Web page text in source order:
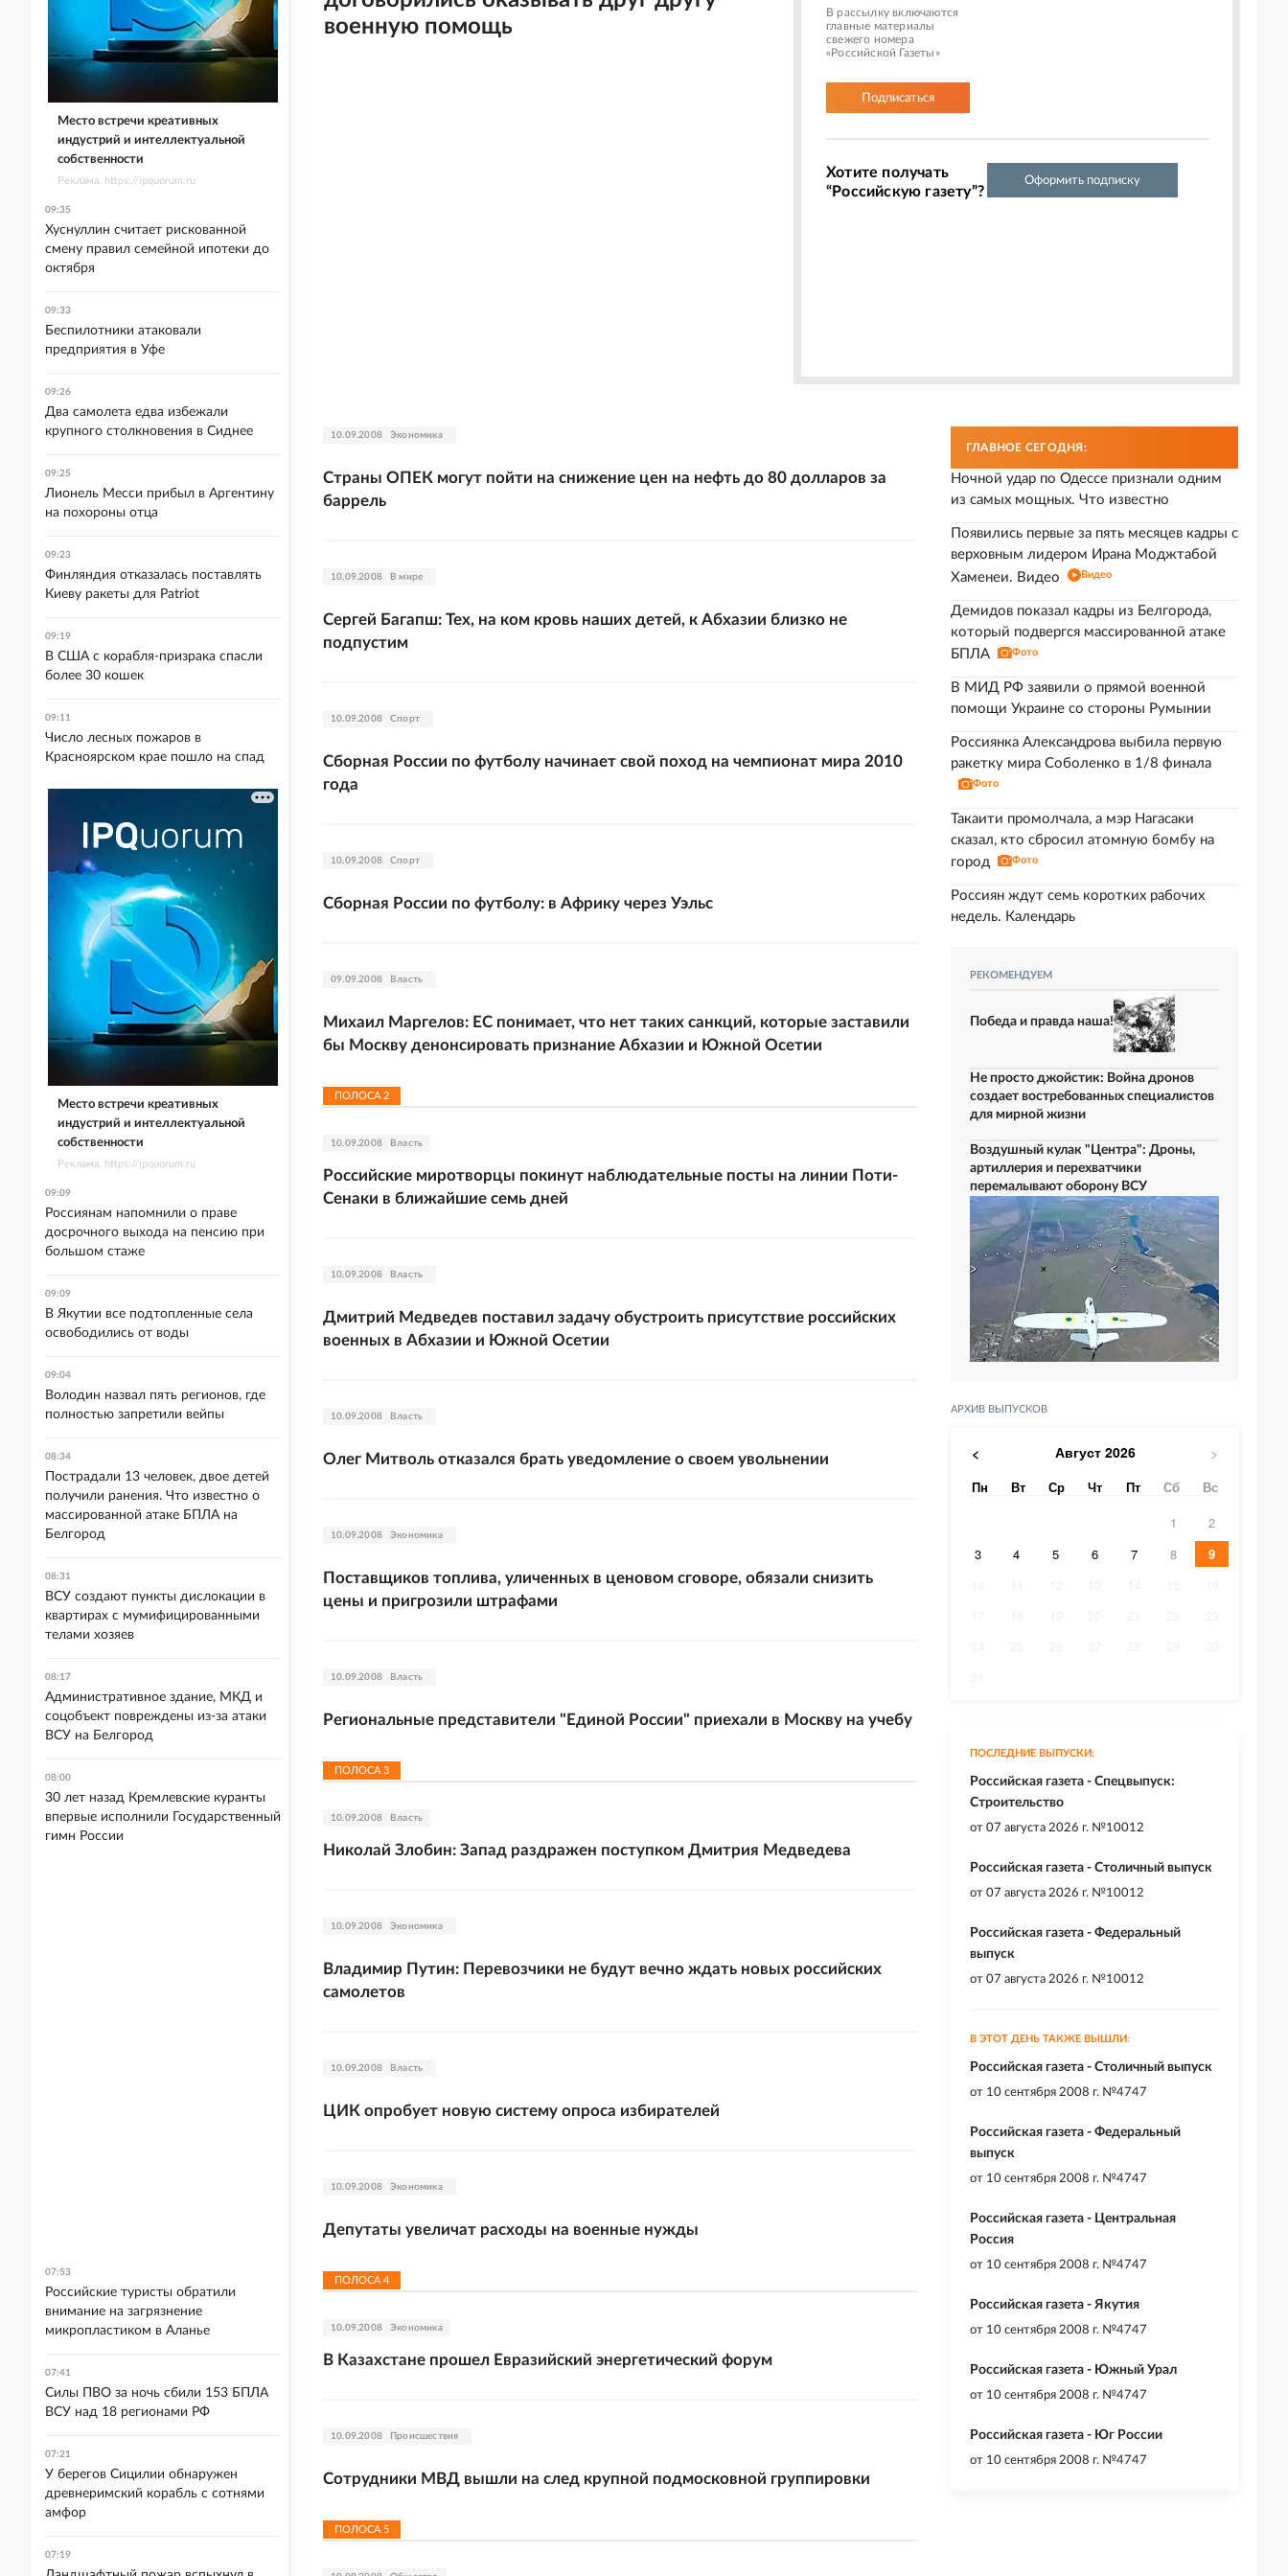
военную помощь
В рассылку включаются
главные материалы
свежего номера
«Российской Газеты»
Подписаться
Хотите получать
“Российскую газету”?
Оформить подписку
10.09.2008 Экономика
Страны ОПЕК могут пойти на снижение цен на нефть до 80 долларов за
баррель
10.09.2008 В мире
Сергей Багапш: Тех, на ком кровь наших детей, к Абхазии близко не
подпустим
10.09.2008 Спорт
Сборная России по футболу начинает свой поход на чемпионат мира 2010
года
10.09.2008 Спорт
Сборная России по футболу: в Африку через Уэльс
09.09.2008 Власть
Михаил Маргелов: ЕС понимает, что нет таких санкций, которые заставили
бы Москву денонсировать признание Абхазии и Южной Осетии
ПОЛОСА 2
10.09.2008 Власть
Российские миротворцы покинут наблюдательные посты на линии Поти-
Сенаки в ближайшие семь дней
10.09.2008 Власть
Дмитрий Медведев поставил задачу обустроить присутствие российских
военных в Абхазии и Южной Осетии
10.09.2008 Власть
Олег Митволь отказался брать уведомление о своем увольнении
10.09.2008 Экономика
Поставщиков топлива, уличенных в ценовом сговоре, обязали снизить
цены и пригрозили штрафами
10.09.2008 Власть
Региональные представители "Единой России" приехали в Москву на учебу
ПОЛОСА 3
10.09.2008 Власть
Николай Злобин: Запад раздражен поступком Дмитрия Медведева
10.09.2008 Экономика
Владимир Путин: Перевозчики не будут вечно ждать новых российских
самолетов
10.09.2008 Власть
ЦИК опробует новую систему опроса избирателей
10.09.2008 Экономика
Депутаты увеличат расходы на военные нужды
ПОЛОСА 4
10.09.2008 Экономика
В Казахстане прошел Евразийский энергетический форум
10.09.2008 Происшествия
Сотрудники МВД вышли на след крупной подмосковной группировки
ПОЛОСА 5
ГЛАВНОЕ СЕГОДНЯ:
Ночной удар по Одессе признали одним
из самых мощных. Что известно
Появились первые за пять месяцев кадры с
верховным лидером Ирана Моджтабой
Хаменеи. Видео
Видео
Демидов показал кадры из Белгорода,
который подвергся массированной атаке
БПЛА
Фото
В МИД РФ заявили о прямой военной
помощи Украине со стороны Румынии
Россиянка Александрова выбила первую
ракетку мира Соболенко в 1/8 финала
Фото
Такаити промолчала, а мэр Нагасаки
сказал, кто сбросил атомную бомбу на
город
Фото
Россиян ждут семь коротких рабочих
недель. Календарь
РЕКОМЕНДУЕМ
Победа и правда наша!
Не просто джойстик: Война дронов
создает востребованных специалистов
для мирной жизни
Воздушный кулак "Центра": Дроны,
артиллерия и перехватчики
перемалывают оборону ВСУ
АРХИВ ВЫПУСКОВ
< Август 2026 >
Пн Вт Ср Чт Пт Сб
Вс
1
2
3
4 5 6 7 8
9
ПОСЛЕДНИЕ ВЫПУСКИ:
Российская газета - Спецвыпуск:
Строительство
от 07 августа 2026 г. №10012
Российская газета - Столичный выпуск
от 07 августа 2026 г. №10012
Российская газета - Федеральный
выпуск
от 07 августа 2026 г. №10012
В ЭТОТ ДЕНЬ ТАКЖЕ ВЫШЛИ:
Российская газета - Столичный выпуск
от 10 сентября 2008 г. №4747
Российская газета - Федеральный
выпуск
от 10 сентября 2008 г. №4747
Российская газета - Центральная
Россия
от 10 сентября 2008 г. №4747
Российская газета - Якутия
от 10 сентября 2008 г. №4747
Российская газета - Южный Урал
от 10 сентября 2008 г. №4747
Российская газета - Юг России
от 10 сентября 2008 г. №4747
Место встречи креативных
индустрий и интеллектуальной
собственности
Реклама. https://ipquorum.ru
09:35
Хуснуллин считает рискованной
смену правил семейной ипотеки до
октября
09:33
Беспилотники атаковали
предприятия в Уфе
09:26
Два самолета едва избежали
крупного столкновения в Сиднее
09:25
Лионель Месси прибыл в Аргентину
на похороны отца
09:23
Финляндия отказалась поставлять
Киеву ракеты для Patriot
09:19
В США с корабля-призрака спасли
более 30 кошек
09:11
Число лесных пожаров в
Красноярском крае пошло на спад
Место встречи креативных
индустрий и интеллектуальной
собственности
Реклама. https://ipquorum.ru
09:09
Россиянам напомнили о праве
досрочного выхода на пенсию при
большом стаже
09:09
В Якутии все подтопленные села
освободились от воды
09:04
Володин назвал пять регионов, где
полностью запретили вейпы
08:34
Пострадали 13 человек, двое детей
получили ранения. Что известно о
массированной атаке БПЛА на
Белгород
08:31
ВСУ создают пункты дислокации в
квартирах с мумифицированными
телами хозяев
08:17
Административное здание, МКД и
соцобъект повреждены из-за атаки
ВСУ на Белгород
08:00
30 лет назад Кремлевские куранты
впервые исполнили Государственный
гимн России
07:53
Российские туристы обратили
внимание на загрязнение
микропластиком в Аланье
07:41
Силы ПВО за ночь сбили 153 БПЛА
ВСУ над 18 регионами РФ
07:21
У берегов Сицилии обнаружен
древнеримский корабль с сотнями
амфор
07:19